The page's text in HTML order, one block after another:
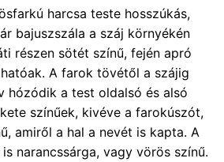
harcsa teste hosszúkás,
bajuszszála a száj környékén
részen sötét színű, fején apró
A farok tövétől a szájig
hózódik a test oldalsó és alsó
színűek, kivéve a farokúszót,
amiről a hal a nevét is kapta. A
narancssárga, vagy vörös színű.